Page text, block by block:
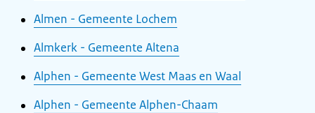
Almen - Gemeente Lochem
Almkerk - Gemeente Altena
Alphen - Gemeente West Maas en Waal
Alphen - Gemeente Alphen-Chaam